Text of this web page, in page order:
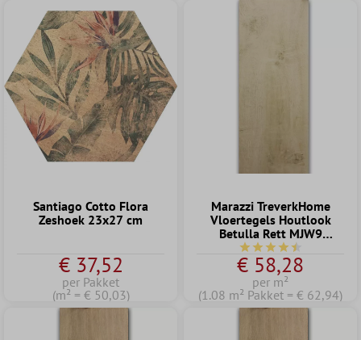
Santiago Cotto Flora
Zeshoek 23x27 cm
€ 37,52
per Pakket
(m² = € 50,03)
Marazzi TreverkHome
Vloertegels Houtlook
Betulla Rett MJW9
15x120cm
Gemiddelde
€ 58,28
per m²
(1.08 m² Pakket = € 62,94)